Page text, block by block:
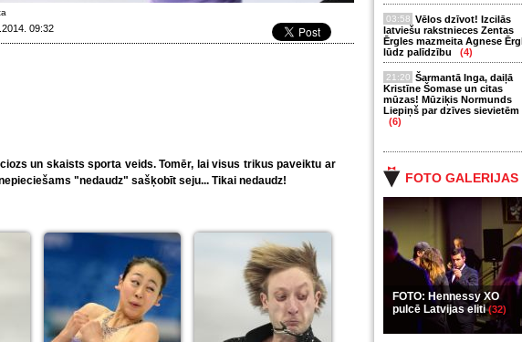
03:58 Vēlos dzīvot! Izcilās
latviešu rakstnieces Zentas
Ērgles mazmeita Agnese
lūdz palīdzību
(4)
21:20 Šarmantā Inga, daiļā
Kristīne Šomase un citas
mūzas! Mūziķis Normunds
Liepiņš par dzīves sievietēm
(6)
FOTO GALERIJAS
FOTO: Hennessy XO
pulcē Latvijas eliti(32)
09:32
un skaists sporta veids. Tomēr, lai visus trikus paveiktu ar
"nedaudz" sašķobīt seju... Tikai nedaudz!